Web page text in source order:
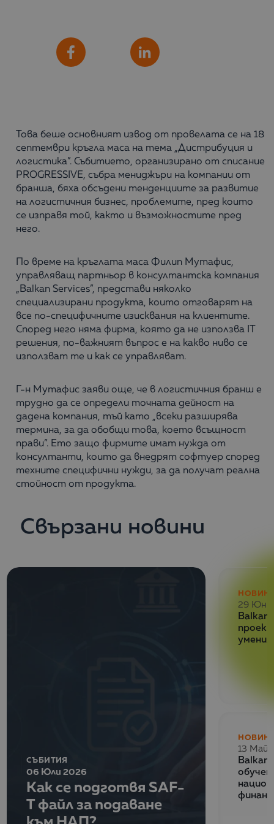
Това беше основният извод от провелата се на 18
септември кръгла маса на тема „Дистрибуция и
логистика”. Събитието, организирано от списание
PROGRESSIVE, събра мениджъри на компании от
бранша, бяха обсъдени тенденциите за развитие
на логистичния бизнес, проблемите, пред които
се изправя той, както и възможностите пред
него.
По време на кръглата маса Филип Мутафис,
управляващ партньор в консултантска компания
„Balkan Services”, представи няколко
специализирани продукта, които отговарят на
все по-специфичните изисквания на клиентите.
Според него няма фирма, която да не използва IT
решения, по-важният въпрос е на какво ниво се
използват те и как се управляват.
Г-н Мутафис заяви още, че в логистичния бранш е
трудно да се определи точната дейност на
дадена компания, тъй като „всеки разширява
термина, за да обобщи това, което всъщност
прави”. Ето защо фирмите имат нужда от
консултанти, които да внедрят софтуер според
техните специфични нужди, за да получат реална
стойност от продукта.
Свързани новини
СЪБИТИЯ
06 Юли 2026
Как се подготвя SAF-
T файл за подаване
29 Юни
Balkan
13 Май
Balkan